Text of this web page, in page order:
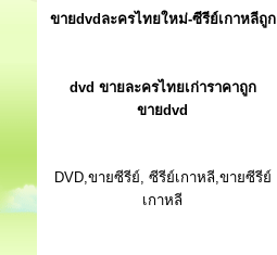
ขายdvdละครไทยใหม่-ซีรีย์เกาหลีถูก
dvd ขายละครไทยเก่าราคาถูก
ขายdvd
DVD,ขายซีรีย์, ซีรีย์เกาหลี,ขายซีรีย์
เกาหลี